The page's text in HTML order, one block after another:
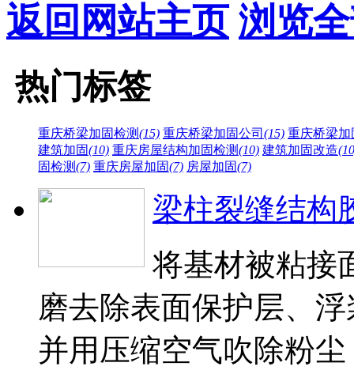
返回网站主页 浏览
热门标签
重庆桥梁加固检测(15) 重庆桥梁加固公司 (15) 重庆桥梁加
建筑加固(10) 重庆房屋结构加固检测(10) 建筑加固改造
固检测(7) 重庆房屋加固(7) 房屋加固(7)
梁柱裂缝结构
将基材被粘接
磨去除表面保护层、
并用压缩空气吹除粉